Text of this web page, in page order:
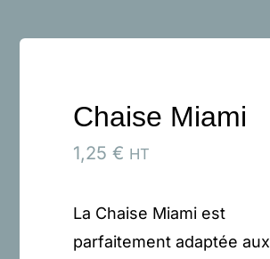
Chaise Miami
1,25€ HT
La Chaise Miami est
parfaitement adaptée aux